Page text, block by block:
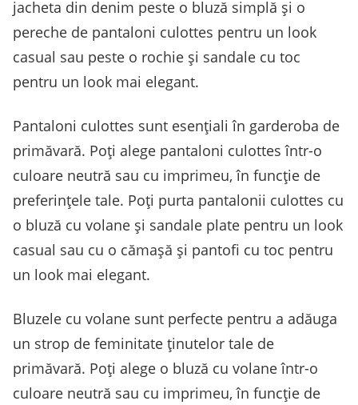
jacheta din denim peste o bluză simplă și o
pereche de pantaloni culottes pentru un look
casual sau peste o rochie și sandale cu toc
pentru un look mai elegant.
Pantaloni culottes sunt esențiali în garderoba de
primăvară. Poți alege pantaloni culottes într-o
culoare neutră sau cu imprimeu, în funcție de
preferințele tale. Poți purta pantalonii culottes cu
o bluză cu volane și sandale plate pentru un look
casual sau cu o cămașă și pantofi cu toc pentru
un look mai elegant.
Bluzele cu volane sunt perfecte pentru a adăuga
un strop de feminitate ținutelor tale de
primăvară. Poți alege o bluză cu volane într-o
culoare neutră sau cu imprimeu, în funcție de